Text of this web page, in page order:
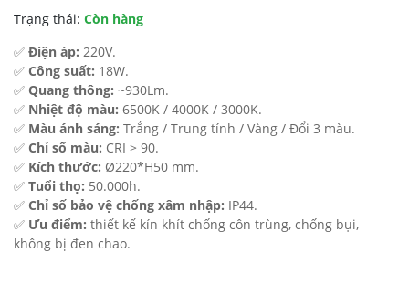
256.000 ₫
Trạng thái: Còn hàng
✅ Điện áp: 220V.
✅ Công suất: 18W.
✅ Quang thông: ~930Lm.
✅ Nhiệt độ màu: 6500K / 4000K / 3000K.
✅ Màu ánh sáng: Trắng / Trung tính / Vàng / Đổi 3 màu.
✅ Chỉ số màu: CRI > 90.
✅ Kích thước: Ø220*H50 mm.
✅ Tuổi thọ: 50.000h.
✅ Chỉ số bảo vệ chống xâm nhập: IP44.
✅ Ưu điểm: thiết kế kín khít chống côn trùng, chống bụi,
không bị đen chao.